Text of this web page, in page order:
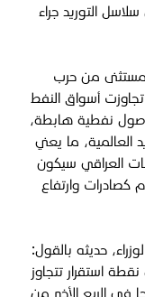
التوريد جراء
مستثنى من حرب
تجاوزت أسواق النفط
أصول نفطية هابطة،
العالمية، ما يعني
العراقي سيكون
كصادرات وارتفاع
حديثه بالقول:
استقرار تتجاوز
في الربع الأخير من